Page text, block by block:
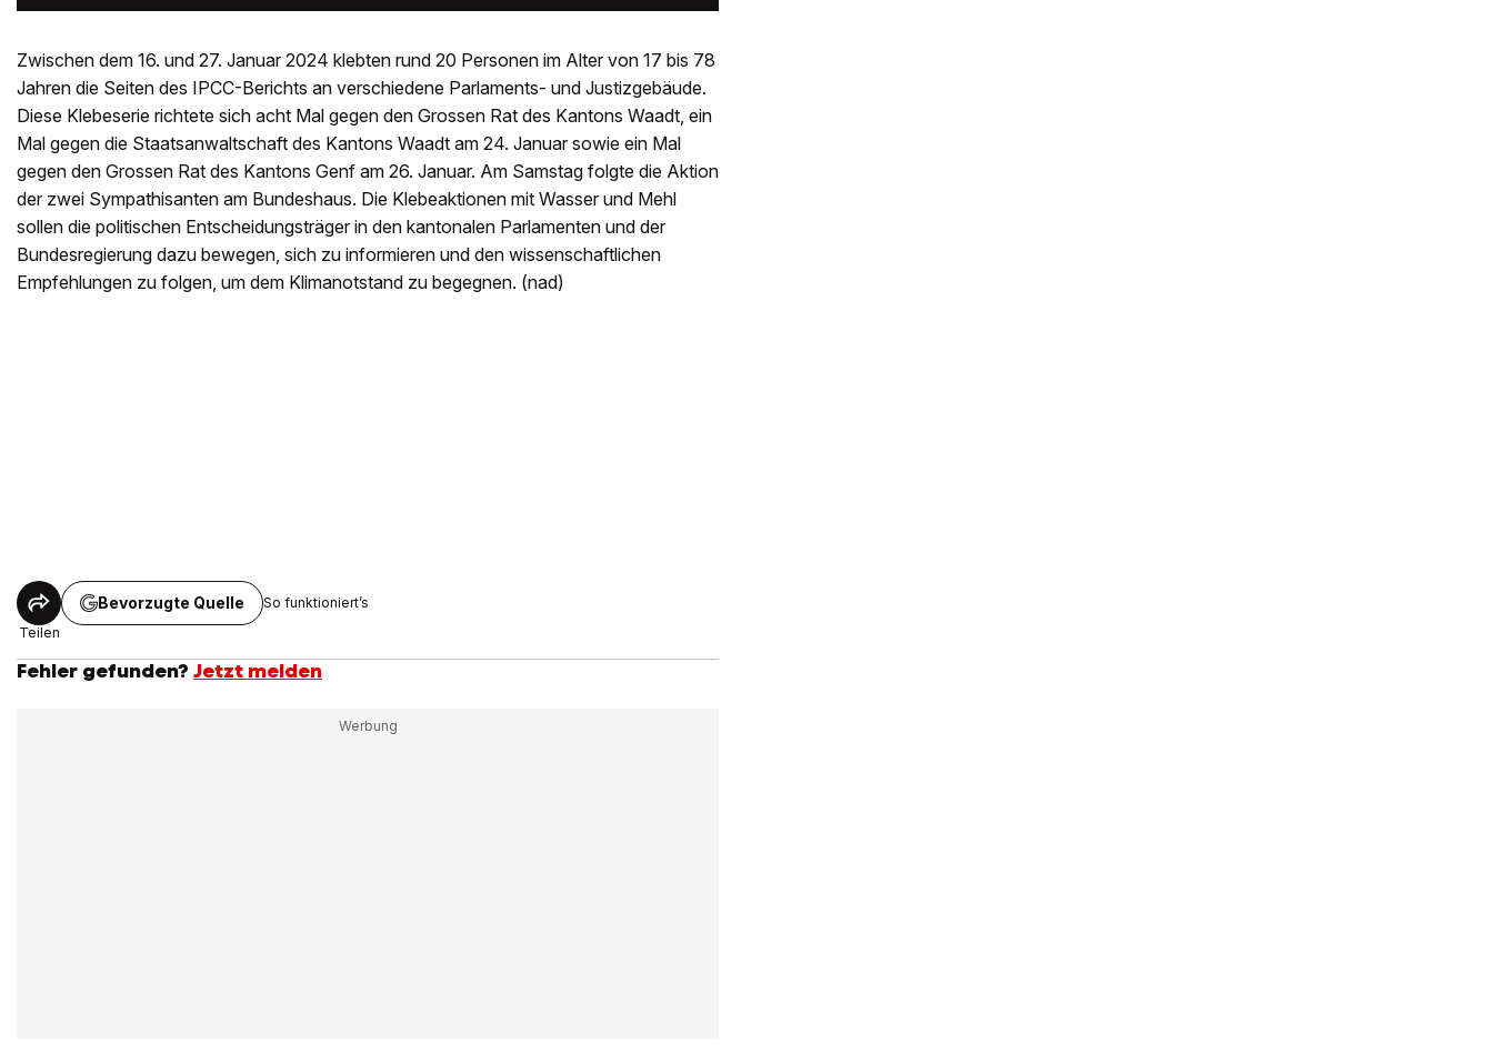
Zwischen dem 16. und 27. Januar 2024 klebten rund 20 Personen im Alter von 17 bis 78
Jahren die Seiten des IPCC-Berichts an verschiedene Parlaments- und Justizgebäude.
Diese Klebeserie richtete sich acht Mal gegen den Grossen Rat des Kantons Waadt, ein
Mal gegen die Staatsanwaltschaft des Kantons Waadt am 24. Januar sowie ein Mal
gegen den Grossen Rat des Kantons Genf am 26. Januar. Am Samstag folgte die Aktion
der zwei Sympathisanten am Bundeshaus. Die Klebeaktionen mit Wasser und Mehl
sollen die politischen Entscheidungsträger in den kantonalen Parlamenten und der
Bundesregierung dazu bewegen, sich zu informieren und den wissenschaftlichen
Empfehlungen zu folgen, um dem Klimanotstand zu begegnen. (nad)
Teilen
Bevorzugte Quelle So funktioniert’s
Fehler gefunden? Jetzt melden